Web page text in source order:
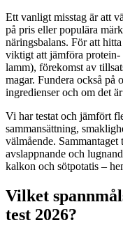
Ett vanligt misstag är att
på pris eller populära
näringsbalans. För att
viktigt att jämföra
lamm), förekomst av
magar. Fundera också
ingredienser och om det
Vi har testat och jämfört
sammansättning,
välmående.
avslappnande och
kalkon och sötpotatis –
Vilket
test 2026?